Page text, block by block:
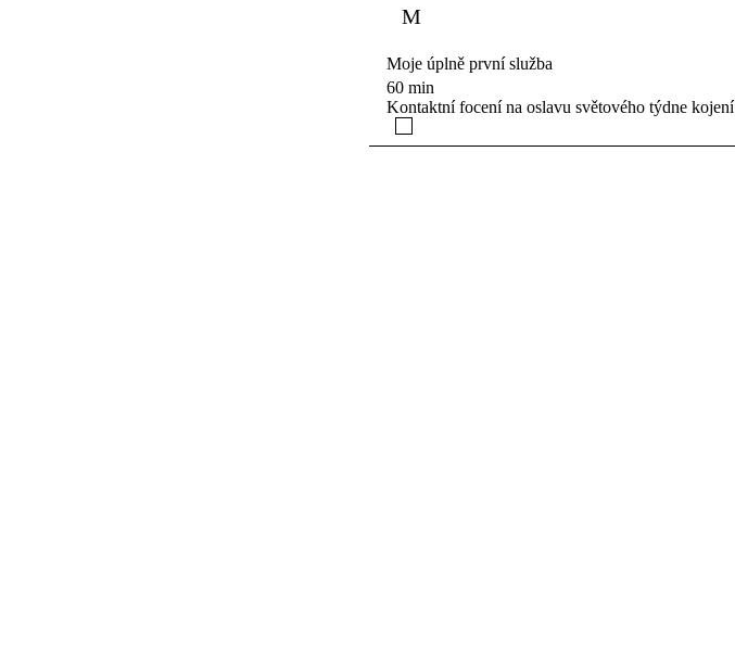
M
Moje úplně první služba
60 min
Kontaktní focení na oslavu světového týdne kojení